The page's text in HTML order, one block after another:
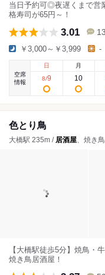
当日予約可◎夜遅くまで営
格寿司が65円～！
3.01 13
￥3,000～￥3,999 -
空席
情報
日
8/9
月
10
色とり鳥
大橋駅 235m / 居酒屋、焼き
【大橋駅徒歩5分】焼鳥・
焼き鳥居酒屋！